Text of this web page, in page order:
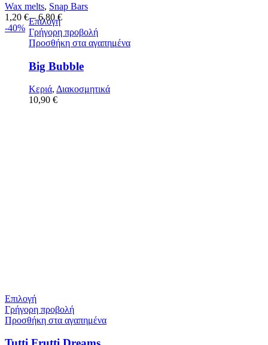
Επιλογή
Γρήγορη προβολή
Προσθήκη στα αγαπημένα
Big Bubble
Κεριά, Διακοσμητικά
10,90 €
Wax melts, Snap Bars
1,20 €– 6,80 €
-40%
Επιλογή
Γρήγορη προβολή
Προσθήκη στα αγαπημένα